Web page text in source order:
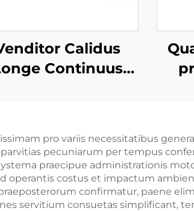
Calidus
Continuus
Generator Set
pro variis necessitatibus
pecuniarum per tempus
praecipue administrationis
costus et impactum
confirmatur, paene
servitium consuetas simplificant,